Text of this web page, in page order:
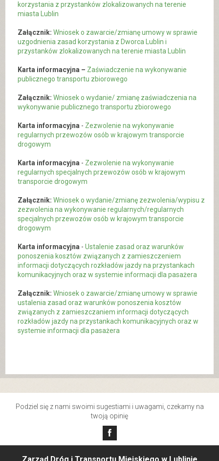
korzystania z przystanków zlokalizowanych na terenie
miasta Lublin
Załącznik: Wniosek o zawarcie/zmianę umowy w sprawie
uzgodnienia zasad korzystania z Dworca Lublin i
przystanków zlokalizowanych na terenie miasta Lublin
Karta informacyjna – Zaświadczenie na wykonywanie
publicznego transportu zbiorowego
Załącznik: Wniosek o wydanie/ zmianę zaświadczenia na
wykonywanie publicznego transportu zbiorowego
Karta informacyjna - Zezwolenie na wykonywanie
regularnych przewozów osób w krajowym transporcie
drogowym
Karta informacyjna - Zezwolenie na wykonywanie
regularnych specjalnych przewozów osób w krajowym
transporcie drogowym
Załącznik: Wniosek o wydanie/zmianę zezwolenia/wypisu z
zezwolenia na wykonywanie regularnych/regularnych
specjalnych przewozów osób w krajowym transporcie
drogowym
Karta informacyjna - Ustalenie zasad oraz warunków
ponoszenia kosztów związanych z zamieszczeniem
informacji dotyczących rozkładów jazdy na przystankach
komunikacyjnych oraz w systemie informacji dla pasażera
Załącznik: Wniosek o zawarcie/zmianę umowy w sprawie
ustalenia zasad oraz warunków ponoszenia kosztów
związanych z zamieszczaniem informacji dotyczących
rozkładów jazdy na przystankach komunikacyjnych oraz w
systemie informacji dla pasażera
Podziel się z nami swoimi sugestiami i uwagami, czekamy na
twoją opinię